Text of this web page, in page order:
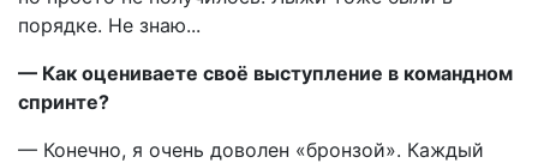
порядке. Не знаю...
— Как оцениваете своё выступление в командном
спринте?
— Конечно, я очень доволен «бронзой». Каждый